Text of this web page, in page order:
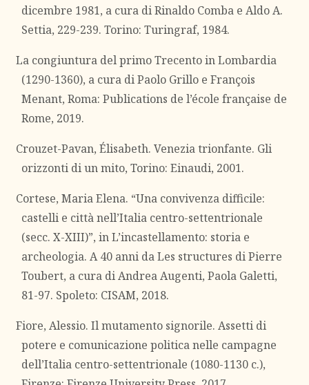
dicembre 1981, a cura di Rinaldo Comba e Aldo A.
Settia, 229-239. Torino: Turingraf, 1984.
La congiuntura del primo Trecento in Lombardia
(1290-1360), a cura di Paolo Grillo e François
Menant, Roma: Publications de l’école française de
Rome, 2019.
Crouzet-Pavan, Élisabeth. Venezia trionfante. Gli
orizzonti di un mito, Torino: Einaudi, 2001.
Cortese, Maria Elena. “Una convivenza difficile:
castelli e città nell’Italia centro-settentrionale
(secc. X-XIII)”, in L’incastellamento: storia e
archeologia. A 40 anni da Les structures di Pierre
Toubert, a cura di Andrea Augenti, Paola Galetti,
81-97. Spoleto: CISAM, 2018.
Fiore, Alessio. Il mutamento signorile. Assetti di
potere e comunicazione politica nelle campagne
dell’Italia centro-settentrionale (1080-1130 c.),